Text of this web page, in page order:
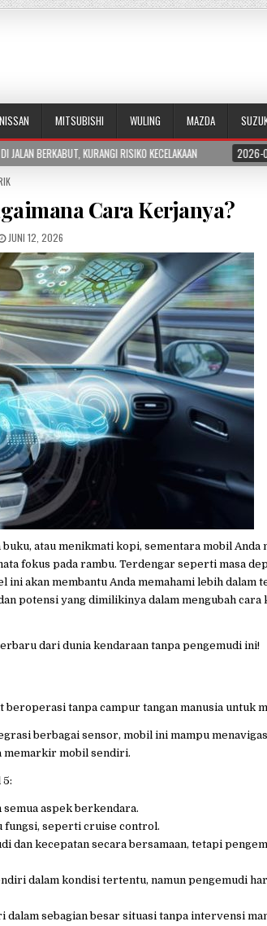
NISSAN MITSUBISHI WULING MAZDA
RISIKO KECELAKAAN 2026-07-31 PERBEDAAN
Cara Kerjanya?
JUNI 12, 2026
atau menikmati kopi, sementara mobil Anda
fokus pada rambu. Terdengar seperti masa
akan membantu Anda memahami lebih dalam
potensi yang dimilikinya dalam mengubah cara
dari dunia kendaraan tanpa pengemudi ini!
tanpa campur tangan manusia untuk
berbagai sensor, mobil ini mampu
memarkir mobil sendiri.
aspek berkendara.​
fungsi, seperti cruise control.​
dan kecepatan secara bersamaan, tetapi
dalam kondisi tertentu, namun pengemudi
sebagian besar situasi tanpa intervensi